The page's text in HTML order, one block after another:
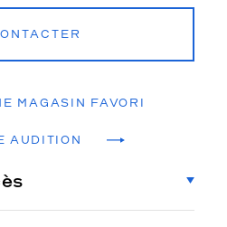
MAGASIN FAVORI
AUDITION